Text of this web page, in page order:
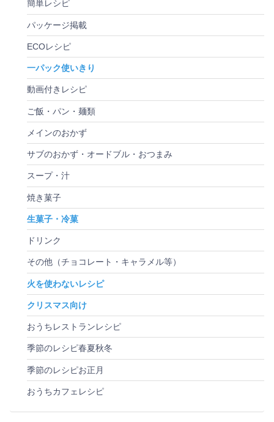
簡単レシピ
パッケージ掲載
ECOレシピ
一パック使いきり
動画付きレシピ
ご飯・パン・麺類
メインのおかず
サブのおかず・オードブル・おつまみ
スープ・汁
焼き菓子
生菓子・冷菓
ドリンク
その他（チョコレート・キャラメル等）
火を使わないレシピ
クリスマス向け
おうちレストランレシピ
季節のレシピ春夏秋冬
季節のレシピお正月
おうちカフェレシピ